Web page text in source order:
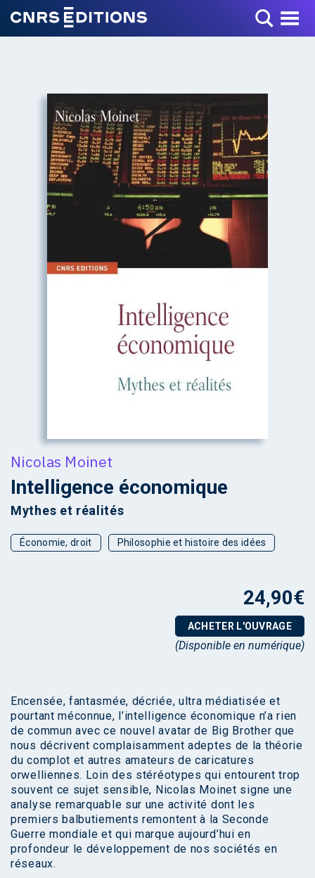
Toggle Menu
+
Nicolas Moinet
Intelligence économique
Mythes et réalités
Économie, droit Philosophie et histoire des idées
24,90€
ACHETER L'OUVRAGE
(Disponible en numérique)
Encensée, fantasmée, décriée, ultra médiatisée et
pourtant méconnue, l’intelligence économique n’a rien
de commun avec ce nouvel avatar de Big Brother que
nous décrivent complaisamment adeptes de la théorie
du complot et autres amateurs de caricatures
orwelliennes. Loin des stéréotypes qui entourent trop
souvent ce sujet sensible, Nicolas Moinet signe une
analyse remarquable sur une activité dont les
premiers balbutiements remontent à la Seconde
Guerre mondiale et qui marque aujourd’hui en
profondeur le développement de nos sociétés en
réseaux.